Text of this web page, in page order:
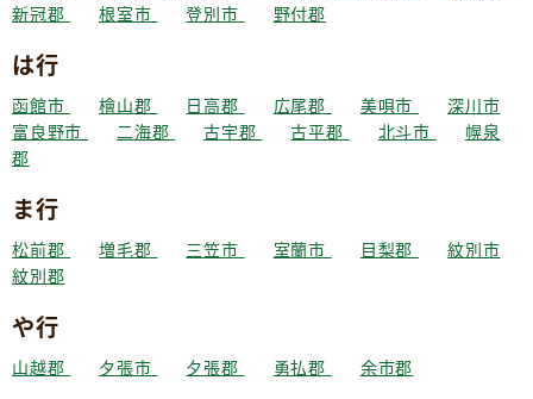
新冠郡
根室市 登別市 野付郡
は行
函館市 檜山郡 日高郡 広尾郡 美唄市
深川市
富良野市
二海郡 古宇郡 古平郡 北斗市
幌泉
郡
ま行
松前郡 増毛郡 三笠市 室蘭市 目梨郡
紋別市
紋別郡
や行
山越郡 夕張市 夕張郡 勇払郡 余市郡